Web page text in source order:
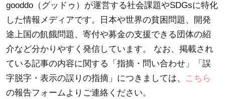
gooddo（グッドゥ）が運営する社会課題やSDGsに特化
した情報メディアです。日本や世界の貧困問題、開発
途上国の飢餓問題、寄付や募金の支援できる団体の紹
介など分かりやすく発信しています。 なお、掲載され
ている記事の内容に関する「指摘・問い合わせ」「誤
字脱字・表示の誤りの指摘」につきましては、
こちら
の報告フォームよりご連絡ください。